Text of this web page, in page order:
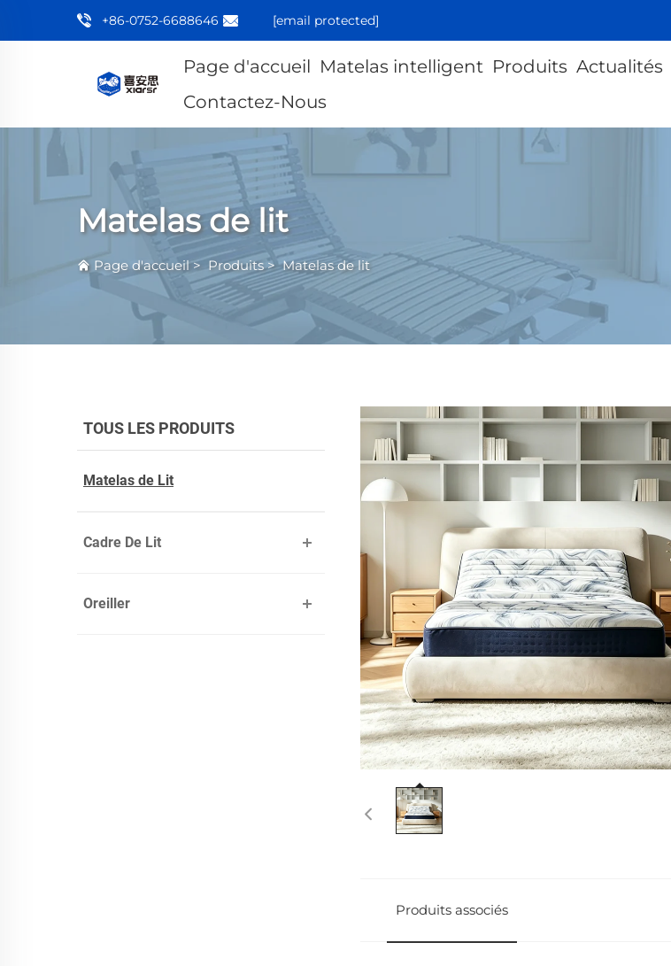
+86-0752-6688646 [email protected]
Page d'accueil Matelas intelligent Produits Actualités
Contactez-Nous
Matelas de lit
Page d'accueil> Produits>Matelas de lit
TOUS LES PRODUITS
Matelas de Lit
Cadre De Lit
Oreiller
Produits associés